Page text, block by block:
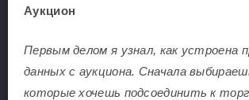
Аукцион
Первым делом я узнал, как устроена
данных с аукциона. Сначала
которые хочешь подсоединить к